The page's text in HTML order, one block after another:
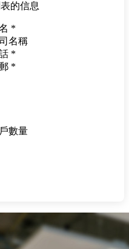
的信息
*
名稱
*
*
數量